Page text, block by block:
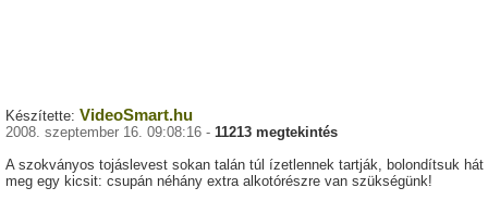
Készítette: VideoSmart.hu
2008. szeptember 16. 09:08:16 - 11213 megtekintés
A szokványos tojáslevest sokan talán túl ízetlennek tartják, bolondítsuk hát
meg egy kicsit: csupán néhány extra alkotórészre van szükségünk!